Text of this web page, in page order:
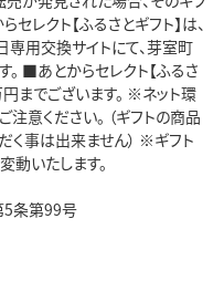
レクト【ふるさとギフト】は、
専用交換サイトにて、芽室町
■あとからセレクト【ふるさ
までございます。 ※ネット環
意ください。 （ギフトの商品
事は出来ません） ※ギフト
動いたします。
5条第99号